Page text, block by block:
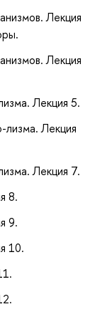
Лекция
Лекция
Лекция 5.
Лекция
Лекция 7.
8.
9.
10.